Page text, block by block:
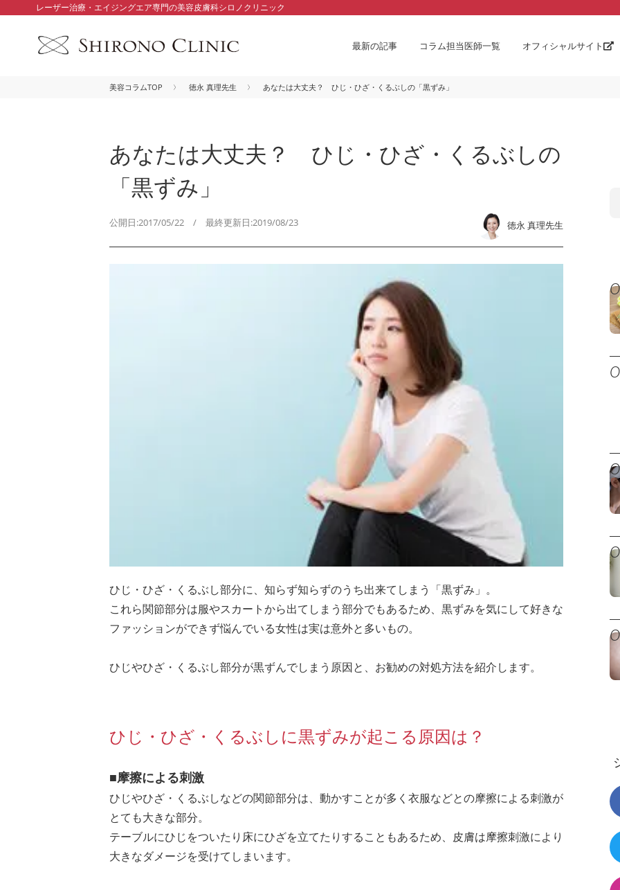
レーザー治療・エイジングエア専門の美容皮膚科シロノクリニック
最新の記事 コラム担当医師一覧 オフィシャルサイト
美容コラムTOP 徳永 真理先生 あなたは大丈夫？ ひじ・ひざ・くるぶしの「黒ずみ」
あなたは大丈夫？ ひじ・ひざ・くるぶしの
「黒ずみ」
公開日:2017/05/22 / 最終更新日:2019/08/23 徳永 真理先生
ひじ・ひざ・くるぶし部分に、知らず知らずのうち出来てしまう「黒ずみ」。
これら関節部分は服やスカートから出てしまう部分でもあるため、黒ずみを気にして好きな
ファッションができず悩んでいる女性は実は意外と多いもの。
ひじやひざ・くるぶし部分が黒ずんでしまう原因と、お勧めの対処方法を紹介します。
ひじ・ひざ・くるぶしに黒ずみが起こる原因は？
■摩擦による刺激
ひじやひざ・くるぶしなどの関節部分は、動かすことが多く衣服などとの摩擦による刺激が
とても大きな部分。
テーブルにひじをついたり床にひざを立てたりすることもあるため、皮膚は摩擦刺激により
大きなダメージを受けてしまいます。